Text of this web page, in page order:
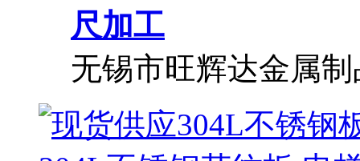
尺加工
无锡市旺辉达金属